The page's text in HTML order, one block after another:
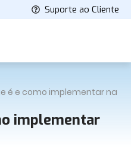
Suporte ao Cliente
é e como implementar na
implementar